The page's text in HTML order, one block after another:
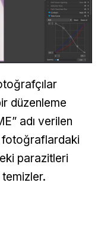
düzenleme
adı verilen
fotoğraflardaki
parazitleri